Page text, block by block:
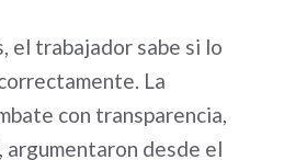
el trabajador sabe si lo
La
con transparencia,
argumentaron desde el